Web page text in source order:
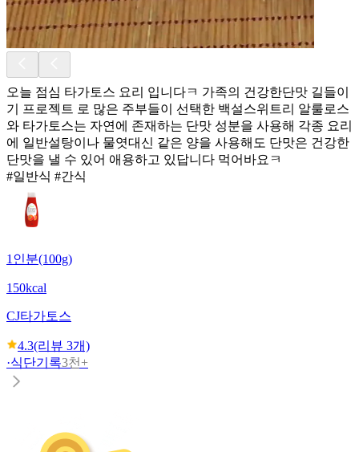
오늘 점심 타가토스 요리 입니다ㅋ 가족의 건강한단맛 길들이
기 프로젝트 로 많은 주부들이 선택한 백설스위트리 알룰로스
와 타가토스는 자연에 존재하는 단맛 성분을 사용해 각종 요리
에 일반설탕이나 물엿대신 같은 양을 사용해도 단맛은 건강한
단맛을 낼 수 있어 애용하고 있답니다 먹어바요ㅋ
#일반식 #간식
1인분(100g)
150kcal
CJ타가토스
4.3(리뷰 3개)
·식단기록3천+